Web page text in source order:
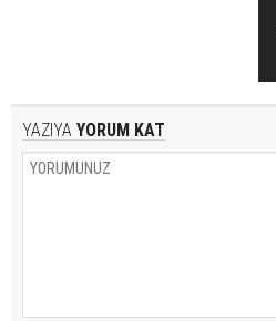
YAZIYA YORUM KAT